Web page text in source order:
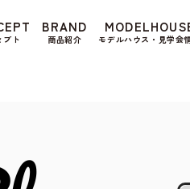
プト
BRAND
商品紹介 モデルハウス・見学会
跡してもよろしいです
がある場合は、当